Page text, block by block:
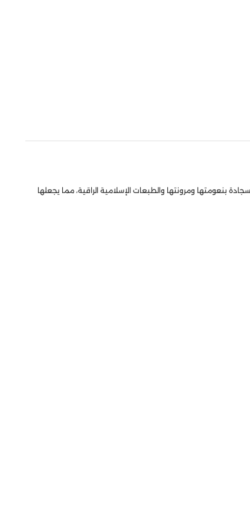
بنعومتها ومرونتها والطبعات الإسلامية الراقية، مما يجعلها